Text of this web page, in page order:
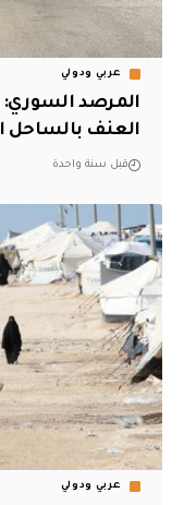
عربي ودولي
المرصد السوري:
العنف بالساحل
قبل سنة واحدة
عربي ودولي